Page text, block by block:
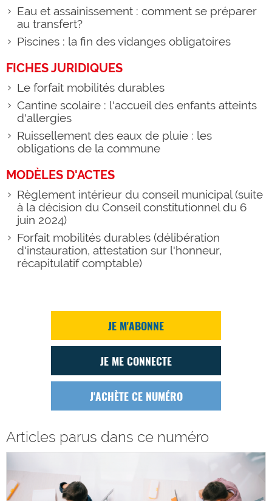
Eau et assainissement : comment se préparer
au transfert?
Piscines : la fin des vidanges obligatoires
FICHES JURIDIQUES
Le forfait mobilités durables
Cantine scolaire : l'accueil des enfants atteints
d'allergies
Ruissellement des eaux de pluie : les
obligations de la commune
MODÈLES D'ACTES
Règlement intérieur du conseil municipal (suite
à la décision du Conseil constitutionnel du 6
juin 2024)
Forfait mobilités durables (délibération
d'instauration, attestation sur l'honneur,
récapitulatif comptable)
JE M'ABONNE
JE ME CONNECTE
J'ACHÈTE CE NUMÉRO
Articles parus dans ce numéro